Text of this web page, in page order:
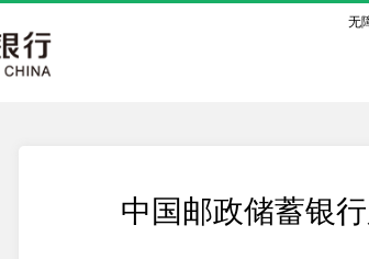
无
中国邮政储蓄银